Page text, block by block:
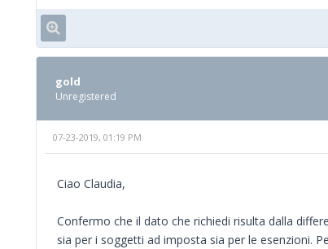
gold
Unregistered
07-23-2019, 01:19 PM
Ciao Claudia,
Confermo che il dato che richiedi risulta dalla
sia per i soggetti ad imposta sia per le esenzioni.